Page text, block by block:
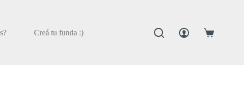
Creá tu funda :)
Carro